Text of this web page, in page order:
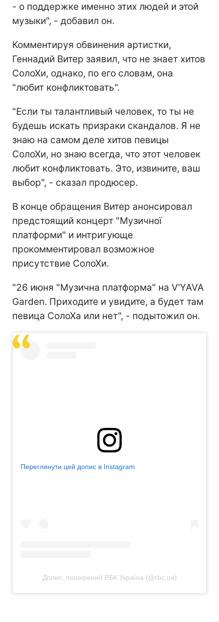
- о поддержке именно этих людей и этой
музыки", - добавил он.
Комментируя обвинения артистки,
Геннадий Витер заявил, что не знает хитов
СолоХи, однако, по его словам, она
"любит конфликтовать".
"Если ты талантливый человек, то ты не
будешь искать призраки скандалов. Я не
знаю на самом деле хитов певицы
СолоХи, но знаю всегда, что этот человек
любит конфликтовать. Это, извините, ваш
выбор", - сказал продюсер.
В конце обращения Витер анонсировал
предстоящий концерт "Музичної
платформи" и интригующе
прокомментировал возможное
присутствие СолоХи.
"26 июня "Музична платформа" на V'YAVA
Garden. Приходите и увидите, а будет там
певица СолоХа или нет", - подытожил он.
Переглянути цей допис в Instagram
Допис, поширений РБК Україна (@rbc.ua)